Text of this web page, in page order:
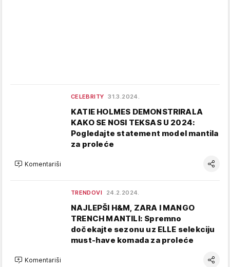
CELEBRITY 31.3.2024.
KATIE HOLMES DEMONSTRIRALA
KAKO SE NOSI TEKSAS U 2024:
Pogledajte statement model mantila
za proleće
Komentariši
TRENDOVI 24.2.2024.
NAJLEPŠI H&M, ZARA I MANGO
TRENCH MANTILI: Spremno
dočekajte sezonu uz ELLE selekciju
must-have komada za proleće
Komentariši